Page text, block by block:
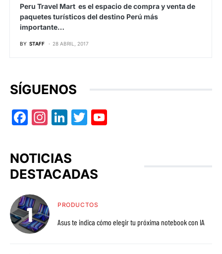
Peru Travel Mart es el espacio de compra y venta de
paquetes turísticos del destino Perú más
importante…
BY STAFF 28 ABRIL, 2017
SÍGUENOS
Facebook
Instagram
LinkedIn
Twitter
NOTICIAS
DESTACADAS
PRODUCTOS
Asus te indica cómo elegir tu próxima notebook con IA